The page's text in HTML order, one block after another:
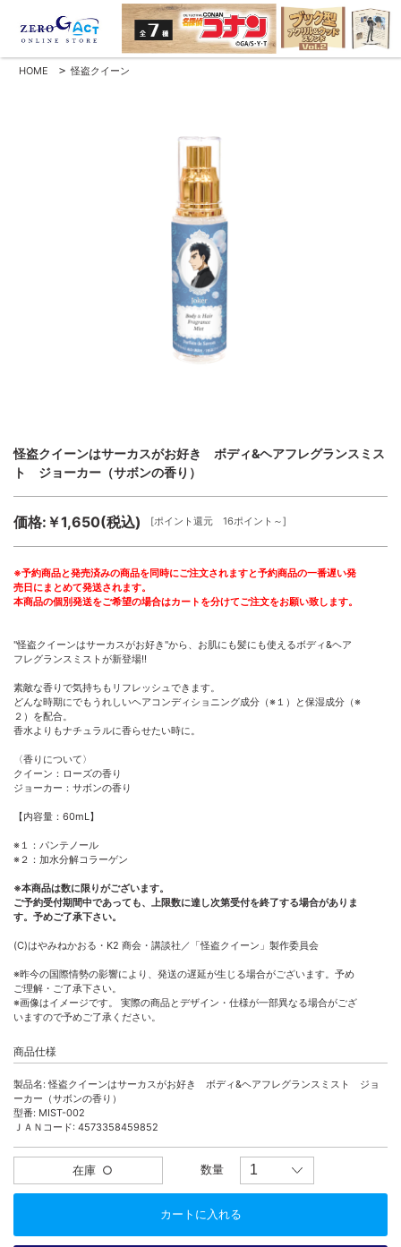
HOME > 怪盗クイーン
怪盗クイーンはサーカスがお好き ボディ&ヘアフレグランスミス
ト ジョーカー（サボンの香り）
価格:￥1,650(税込) [ポイント還元 16ポイント～]
※予約商品と発売済みの商品を同時にご注文されますと予約商品の一番遅い発
売日にまとめて発送されます。
本商品の個別発送をご希望の場合はカートを分けてご注文をお願い致します。
"怪盗クイーンはサーカスがお好き"から、お肌にも髪にも使えるボディ&ヘア
フレグランスミストが新登場!!
素敵な香りで気持ちもリフレッシュできます。
どんな時期にでもうれしいヘアコンディショニング成分（※１）と保湿成分（※
２）を配合。
香水よりもナチュラルに香らせたい時に。
〈香りについて〉
クイーン：ローズの香り
ジョーカー：サボンの香り
【内容量：60mL】
※１：パンテノール
※２：加水分解コラーゲン
※本商品は数に限りがございます。
ご予約受付期間中であっても、上限数に達し次第受付を終了する場合がありま
す。予めご了承下さい。
(C)はやみねかおる・K2 商会・講談社／「怪盗クイーン」製作委員会
※昨今の国際情勢の影響により、発送の遅延が生じる場合がございます。予め
ご理解・ご了承下さい。
※画像はイメージです。 実際の商品とデザイン・仕様が一部異なる場合がござ
いますので予めご了承ください。
商品仕様
製品名: 怪盗クイーンはサーカスがお好き ボディ&ヘアフレグランスミスト ジョ
ーカー（サボンの香り）
型番: MIST-002
ＪＡＮコード: 4573358459852
在庫 ○ 数量